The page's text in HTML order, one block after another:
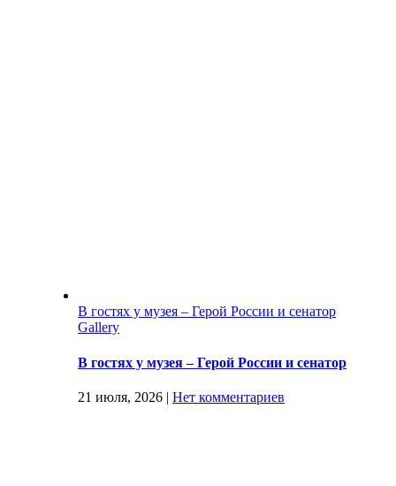
В гостях у музея – Герой России и сенатор
Gallery
В гостях у музея – Герой России и сенатор
21 июля, 2026 | Нет комментариев